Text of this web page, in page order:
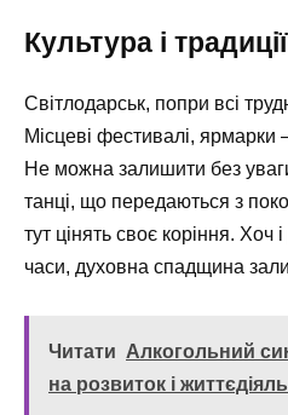
Культура і традиції
Світлодарськ, попри всі
Місцеві фестивалі, ярмарки
Не можна залишити без уваги
танці, що передаються з
тут цінять своє коріння. Хоч
часи, духовна спадщина
Читати Алкогольний
на розвиток і